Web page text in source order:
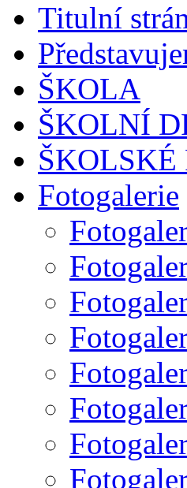
Titulní
ŠKOLA
ŠKOLNÍ
ŠKOLSKÉ
Fotogalerie